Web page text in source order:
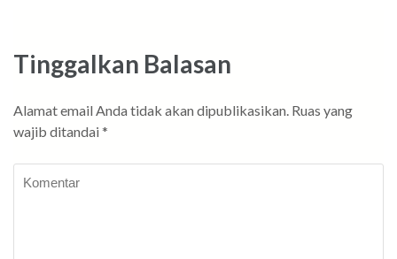
Tinggalkan Balasan
Alamat email Anda tidak akan dipublikasikan. Ruas yang
wajib ditandai *